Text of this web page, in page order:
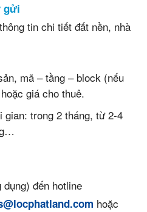
gửi
tin chi tiết đất nền, nhà
mã – tầng – block (nếu
giá cho thuê.
gian: trong 2 tháng, từ 2-4
đến hotline
hoặc